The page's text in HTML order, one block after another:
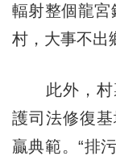
輻射整個龍宮
村，大事不出
此外，村
護司法修復
贏典範。“排